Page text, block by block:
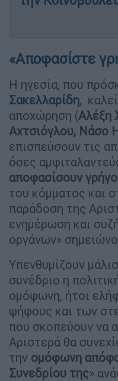
«Αποφασίστε
Η ηγεσία, που
Σακελλαρίδη,
αποχώρηση (Αλέξη
Αχτσιόγλου, Νάσο
επισπεύσουν τις
όσες
αποφασίσουν
του κόμματος και
παράδοση της
ενημέρωση και
οργάνων»
Υπενθυμίζουν
συνέδριο η
ομόφωνη, ήτοι
ψήφους και των
που σκοπεύουν να
Αριστερά θα
την ομόφωνη
Συνεδρίου της»